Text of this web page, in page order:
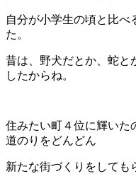
自分が小学生の頃と比べ
た。
昔は、野犬だとか、蛇と
したからね。
住みたい町４位に輝いた
道のりをどんどん
新たな街づくりをしても